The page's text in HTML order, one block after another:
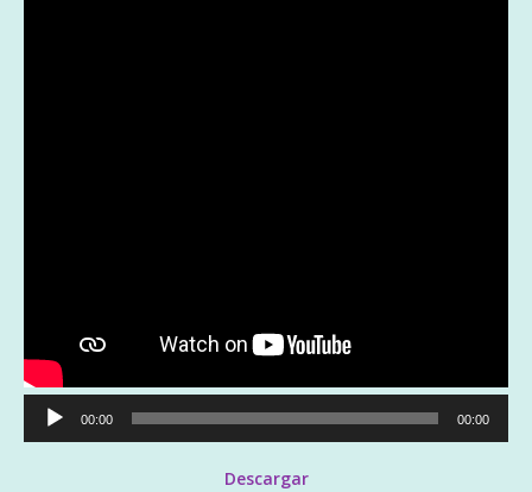
Reproductor
00:00 00:00
Descargar